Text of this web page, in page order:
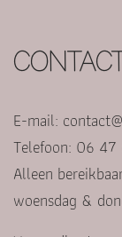
E-mail:
Telefoon: 06
Alleen
woensdag &